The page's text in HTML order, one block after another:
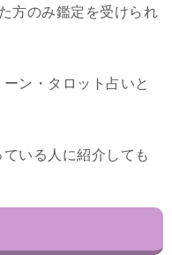
方のみ鑑定を受けられ
ン・タロット占いと
いる人に紹介しても